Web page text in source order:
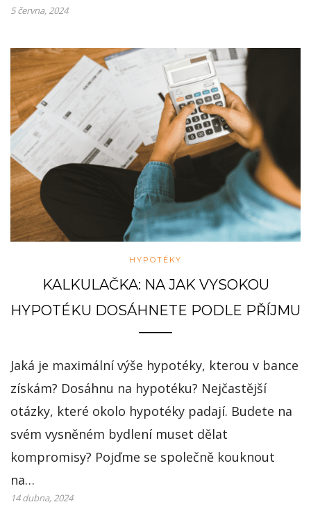
5 června, 2024
HYPOTÉKY
KALKULAČKA: NA JAK VYSOKOU
HYPOTÉKU DOSÁHNETE PODLE PŘÍJMU
Jaká je maximální výše hypotéky, kterou v bance
získám? Dosáhnu na hypotéku? Nejčastější
otázky, které okolo hypotéky padají. Budete na
svém vysněném bydlení muset dělat
kompromisy? Pojďme se společně kouknout
na…
14 dubna, 2024